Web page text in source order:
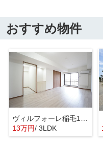
おすすめ物件
13万円/ 3LDK